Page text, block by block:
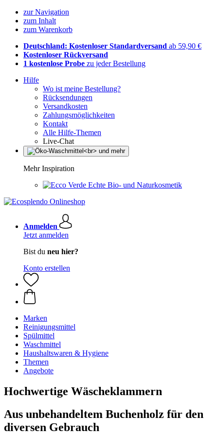
zur Navigation
zum Inhalt
zum Warenkorb
Deutschland: Kostenloser Standardversand ab 59,90 €
Kostenloser Rückversand
1 kostenlose Probe zu jeder Bestellung
Hilfe
Wo ist meine Bestellung?
Rücksendungen
Versandkosten
Zahlungsmöglichkeiten
Kontakt
Alle Hilfe-Themen
Live-Chat
Mehr Inspiration
Echte Bio- und Naturkosmetik
Anmelden
Jetzt anmelden
Bist du neu hier?
Konto erstellen
Marken
Reinigungsmittel
Spülmittel
Waschmittel
Haushaltswaren & Hygiene
Themen
Angebote
Hochwertige Wäscheklammern
Aus unbehandeltem Buchenholz für den
diversen Gebrauch